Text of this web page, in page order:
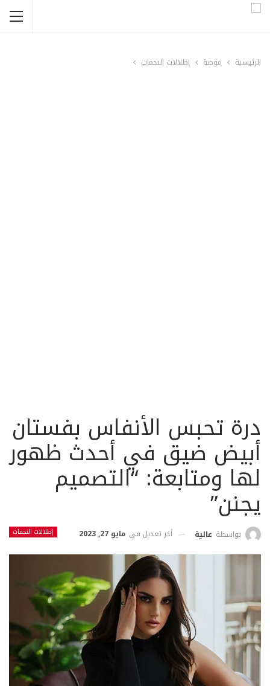
الرئيسية موضة إطلالات النجمات
درة تحبس الأنفاس بفستان
أبيض ضيق في أحدث ظهور
لها ومتابعة: “التصميم
يجنن”
إطلالات النجمات بواسطة عالية أخر تعديل في مايو 27, 2023